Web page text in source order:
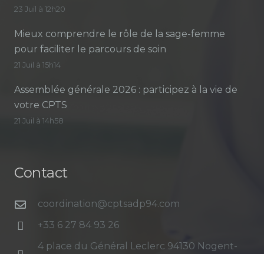
23 Juil à 12h20
Mieux comprendre le rôle de la sage-femme
pour faciliter le parcours de soin
21 Juil à 15h14
Assemblée générale 2026 : participez à la vie de
votre CPTS
21 Juil à 14h58
Contact
coordination@cptsadp94.com
+33 6 27 84 93 26
4 place du Général Leclerc 94130 Nogent-